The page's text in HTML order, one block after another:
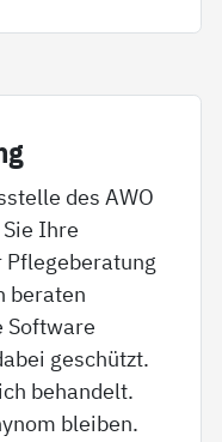
des AWO
Ihre
Pflegeberatung
beraten
Software
geschützt.
behandelt.
bleiben.